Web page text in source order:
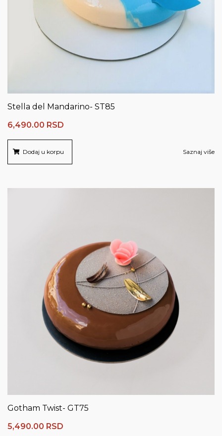
Stella del Mandarino- ST85
6,490.00 RSD
Dodaj u korpu Saznaj više
Gotham Twist- GT75
5,490.00 RSD